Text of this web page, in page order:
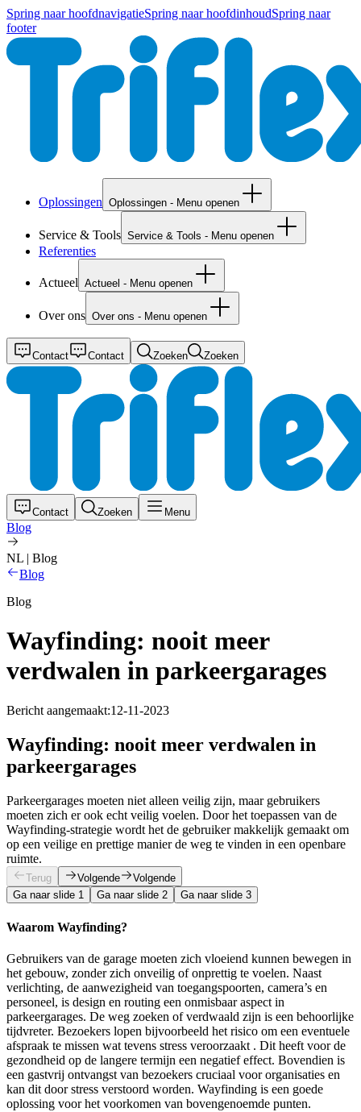
Spring naar hoofdnavigatieSpring naar hoofdinhoudSpring naar
footer
Oplossingen Oplossingen - Menu openen
Service & Tools Service & Tools - Menu openen
Referenties
Actueel Actueel - Menu openen
Over ons Over ons - Menu openen
Contact Contact Zoeken Zoeken
Contact Zoeken Menu
Blog
NL | Blog
Blog
Blog
Wayfinding: nooit meer
verdwalen in parkeergarages
Bericht aangemaakt:12-11-2023
Wayfinding: nooit meer verdwalen in
parkeergarages
Parkeergarages moeten niet alleen veilig zijn, maar gebruikers
moeten zich er ook echt veilig voelen. Door het toepassen van de
Wayfinding-strategie wordt het de gebruiker makkelijk gemaakt om
op een veilige en prettige manier de weg te vinden in een openbare
ruimte.
Terug Volgende
Volgende
Ga naar slide 1
Ga naar slide 2 Ga naar slide 3
Waarom Wayfinding?
Gebruikers van de garage moeten zich vloeiend kunnen bewegen in
het gebouw, zonder zich onveilig of onprettig te voelen. Naast
verlichting, de aanwezigheid van toegangspoorten, camera’s en
personeel, is design en routing een onmisbaar aspect in
parkeergarages. De weg zoeken of verdwaald zijn is een behoorlijke
tijdvreter. Bezoekers lopen bijvoorbeeld het risico om een eventuele
afspraak te missen wat tevens stress veroorzaakt . Dit heeft voor de
gezondheid op de langere termijn een negatief effect. Bovendien is
een gastvrij ontvangst van bezoekers cruciaal voor organisaties en
kan dit door stress verstoord worden. Wayfinding is een goede
oplossing voor het voorkomen van bovengenoemde punten.